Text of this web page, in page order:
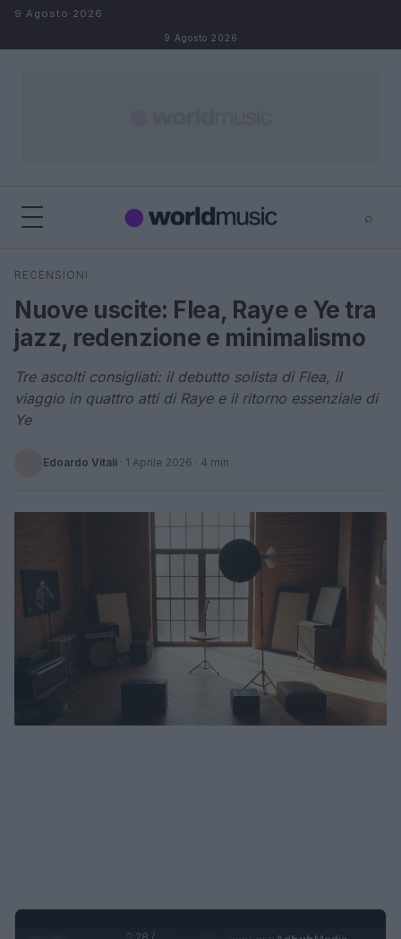
Salta al contenuto
9 Agosto 2026
9 Agosto 2026
⌕
Cerca
RECENSIONI
Nuove uscite: Flea, Raye e Ye tra
jazz, redenzione e minimalismo
Tre ascolti consigliati: il debutto solista di Flea, il
viaggio in quattro atti di Raye e il ritorno essenziale di
Ye
Edoardo Vitali · 1 Aprile 2026 · 4 min